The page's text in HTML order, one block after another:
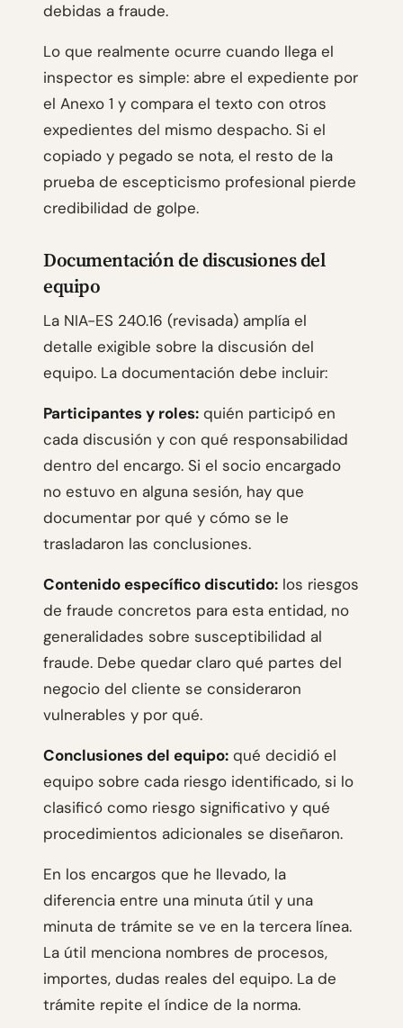
debidas a fraude.
Lo que realmente ocurre cuando llega el
inspector es simple: abre el expediente por
el Anexo 1 y compara el texto con otros
expedientes del mismo despacho. Si el
copiado y pegado se nota, el resto de la
prueba de escepticismo profesional pierde
credibilidad de golpe.
Documentación de discusiones del
equipo
La NIA-ES 240.16 (revisada) amplía el
detalle exigible sobre la discusión del
equipo. La documentación debe incluir:
Participantes y roles: quién participó en
cada discusión y con qué responsabilidad
dentro del encargo. Si el socio encargado
no estuvo en alguna sesión, hay que
documentar por qué y cómo se le
trasladaron las conclusiones.
Contenido específico discutido: los riesgos
de fraude concretos para esta entidad, no
generalidades sobre susceptibilidad al
fraude. Debe quedar claro qué partes del
negocio del cliente se consideraron
vulnerables y por qué.
Conclusiones del equipo: qué decidió el
equipo sobre cada riesgo identificado, si lo
clasificó como riesgo significativo y qué
procedimientos adicionales se diseñaron.
En los encargos que he llevado, la
diferencia entre una minuta útil y una
minuta de trámite se ve en la tercera línea.
La útil menciona nombres de procesos,
importes, dudas reales del equipo. La de
trámite repite el índice de la norma.